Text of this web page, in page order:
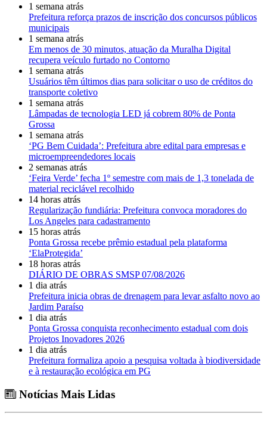
1 semana atrás
Prefeitura reforça prazos de inscrição dos concursos públicos
municipais
1 semana atrás
Em menos de 30 minutos, atuação da Muralha Digital
recupera veículo furtado no Contorno
1 semana atrás
Usuários têm últimos dias para solicitar o uso de créditos do
transporte coletivo
1 semana atrás
Lâmpadas de tecnologia LED já cobrem 80% de Ponta
Grossa
1 semana atrás
‘PG Bem Cuidada’: Prefeitura abre edital para empresas e
microempreendedores locais
2 semanas atrás
‘Feira Verde’ fecha 1º semestre com mais de 1,3 tonelada de
material reciclável recolhido
14 horas atrás
Regularização fundiária: Prefeitura convoca moradores do
Los Angeles para cadastramento
15 horas atrás
Ponta Grossa recebe prêmio estadual pela plataforma
‘ElaProtegida’
18 horas atrás
DIÁRIO DE OBRAS SMSP 07/08/2026
1 dia atrás
Prefeitura inicia obras de drenagem para levar asfalto novo ao
Jardim Paraíso
1 dia atrás
Ponta Grossa conquista reconhecimento estadual com dois
Projetos Inovadores 2026
1 dia atrás
Prefeitura formaliza apoio a pesquisa voltada à biodiversidade
e à restauração ecológica em PG
Notícias Mais Lidas